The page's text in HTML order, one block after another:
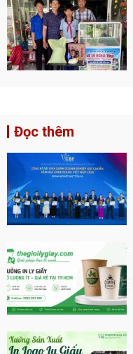
Đọc thêm